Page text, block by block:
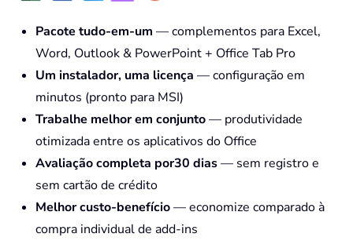
Pacote tudo-em-um — complementos para Excel,
Word, Outlook & PowerPoint + Office Tab Pro
Um instalador, uma licença — configuração em
minutos (pronto para MSI)
Trabalhe melhor em conjunto— produtividade
otimizada entre os aplicativos do Office
Avaliação completa por30 dias— sem registro e
sem cartão de crédito
Melhor custo-benefício— economize comparado à
compra individual de add-ins